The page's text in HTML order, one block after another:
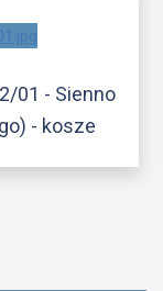
01 - Sienno
- kosze